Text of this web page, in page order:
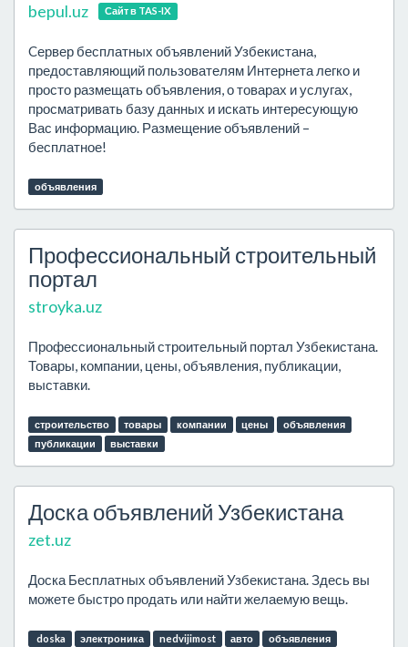
bepul.uz Сайт в TAS-IX
Cервер бесплатных объявлений Узбекистана,
предоставляющий пользователям Интернета легко и
просто размещать объявления, о товарах и услугах,
просматривать базу данных и искать интересующую
Вас информацию. Размещение объявлений –
бесплатное!
объявления
Профессиональный строительный
портал
stroyka.uz
Профессиональный строительный портал Узбекистана.
Товары, компании, цены, объявления, публикации,
выставки.
строительство товары компании цены
объявления
публикации
выставки
Доска объявлений Узбекистана
zet.uz
Доска Бесплатных объявлений Узбекистана. Здесь вы
можете быстро продать или найти желаемую вещь.
doska электроника nedvijimost авто объявления